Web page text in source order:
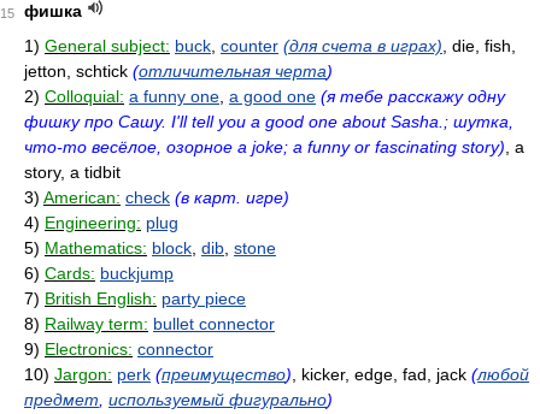
15
фишка
1) General subject: buck counter (для счета в играх) , die, fish,
jetton, schtick (отличительная черта)
2) Colloquial: a funny one a good one (я тебе расскажу одну
фишку про Сашу. I'll tell you a good one about Sasha.; шутка,
что-то весёлое, озорное a joke; a funny or fascinating story) , a
story, a tidbit
3) American: check (в карт. игре)
4) Engineering: plug
5) Mathematics: block dib stone
6) Cards: buckjump
7) British English: party piece
8) Railway term: bullet connector
9) Electronics: connector
10) Jargon: perk (преимущество) , kicker, edge, fad, jack (любой
предмет используемый фигурально)